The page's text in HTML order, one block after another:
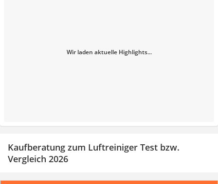
Wir laden aktuelle Highlights...
Kaufberatung zum Luftreiniger Test bzw.
Vergleich 2026